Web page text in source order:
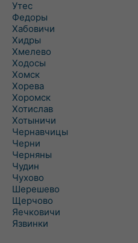
Утес
Федоры
Хабовичи
Хидры
Хмелево
Ходосы
Хомск
Хорева
Хоромск
Хотислав
Хотыничи
Чернавчицы
Черни
Черняны
Чудин
Чухово
Шерешево
Щерчово
Яечковичи
Язвинки